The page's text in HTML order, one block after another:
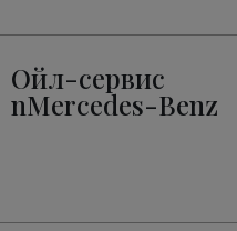
Ойл-сервис
nMercedes-Benz